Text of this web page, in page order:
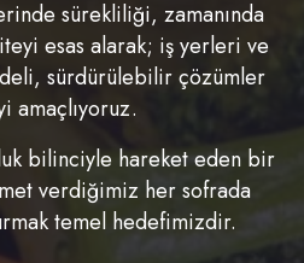
sürekliliği, zamanında
esas alarak; iş yerleri ve
sürdürülebilir çözümler
amaçlıyoruz.
bilinciyle hareket eden bir
verdiğimiz her sofrada
temel hedefimizdir.